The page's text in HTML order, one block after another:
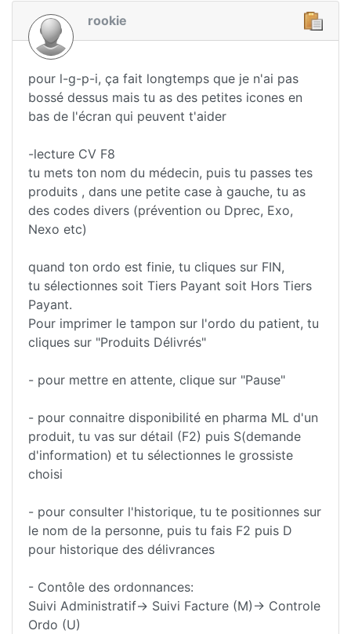
rookie
pour l-g-p-i, ça fait longtemps que je n'ai pas
bossé dessus mais tu as des petites icones en
bas de l'écran qui peuvent t'aider
-lecture CV F8
tu mets ton nom du médecin, puis tu passes tes
produits , dans une petite case à gauche, tu as
des codes divers (prévention ou Dprec, Exo,
Nexo etc)
quand ton ordo est finie, tu cliques sur FIN,
tu sélectionnes soit Tiers Payant soit Hors Tiers
Payant.
Pour imprimer le tampon sur l'ordo du patient, tu
cliques sur "Produits Délivrés"
- pour mettre en attente, clique sur "Pause"
- pour connaitre disponibilité en pharma ML d'un
produit, tu vas sur détail (F2) puis S(demande
d'information) et tu sélectionnes le grossiste
choisi
- pour consulter l'historique, tu te positionnes sur
le nom de la personne, puis tu fais F2 puis D
pour historique des délivrances
- Contôle des ordonnances:
Suivi Administratif-> Suivi Facture (M)-> Controle
Ordo (U)